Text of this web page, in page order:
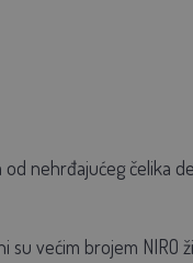
nehrđajućeg čelika
većim brojem NIRO